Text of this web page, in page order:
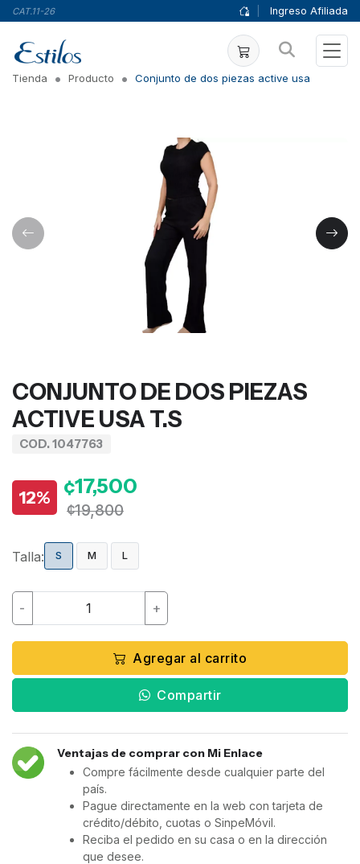
CAT.11-26 Ingreso Afiliada
Tienda Producto Conjunto de dos piezas active usa
CONJUNTO DE DOS PIEZAS
ACTIVE USA T.S
COD. 1047763
12% ¢17,500
¢19,800
Talla: S M L
- +
Agregar al carrito
Compartir
Ventajas de comprar con Mi Enlace
Compre fácilmente desde cualquier parte del
país.
Pague directamente en la web con tarjeta de
crédito/débito, cuotas o SinpeMóvil.
Reciba el pedido en su casa o en la dirección
que desee.